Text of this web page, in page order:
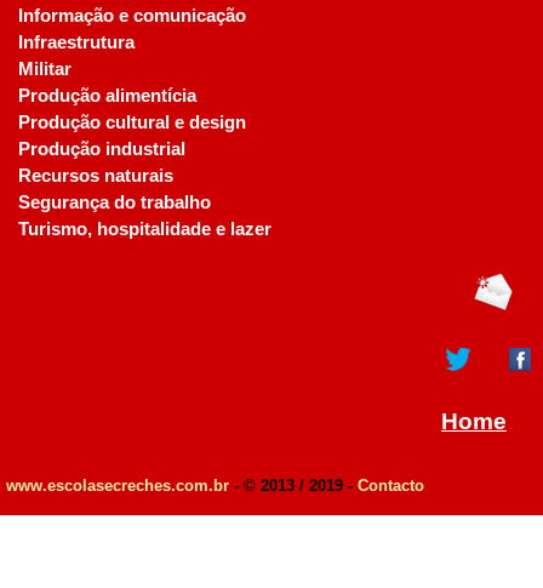
Informação e comunicação
Infraestrutura
Militar
Produção alimentícia
Produção cultural e design
Produção industrial
Recursos naturais
Segurança do trabalho
Turismo, hospitalidade e lazer
Home
www.escolasecreches.com.br - © 2013 / 2019 - Contacto